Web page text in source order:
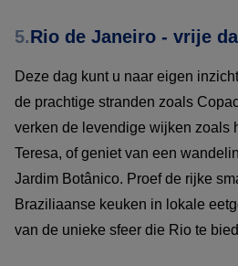
5.Rio de Janeiro - vrije
Deze dag kunt u naar eigen
de prachtige stranden zoals
verken de levendige wijken zoals
Teresa, of geniet van een
Jardim Botânico. Proef de rijke
Braziliaanse keuken in lokale
van de unieke sfeer die Rio te